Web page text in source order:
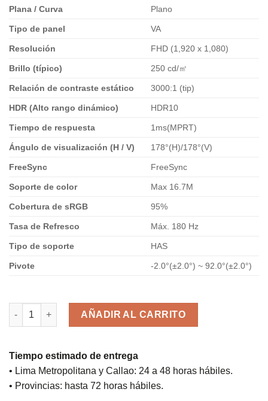
Plana / Curva Plano
Tipo de panel VA
Resolución FHD (1,920 x 1,080)
Brillo (típico) 250 cd/㎡
Relación de contraste estático 3000:1 (tip)
HDR (Alto rango dinámico) HDR10
Tiempo de respuesta 1ms(MPRT)
Ángulo de visualización (H / V) 178°(H)/178°(V)
FreeSync FreeSync
Soporte de color Max 16.7M
Cobertura de sRGB 95%
Tasa de Refresco Máx. 180 Hz
Tipo de soporte HAS
Pivote -2.0°(±2.0°) ~ 92.0°(±2.0°)
MONITOR SAMSUNG GAMING ODYSSEY G3
AÑADIR AL CARRITO
Tiempo estimado de entrega
• Lima Metropolitana y Callao: 24 a 48 horas hábiles.
• Provincias: hasta 72 horas hábiles.